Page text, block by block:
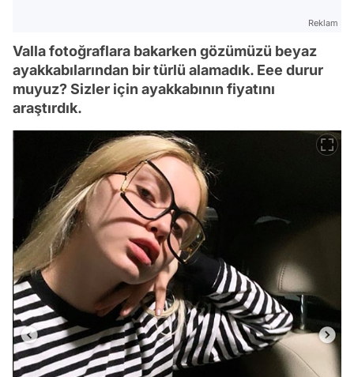
Reklam
Valla fotoğraflara bakarken gözümüzü beyaz
ayakkabılarından bir türlü alamadık. Eee durur
muyuz? Sizler için ayakkabının fiyatını
araştırdık.